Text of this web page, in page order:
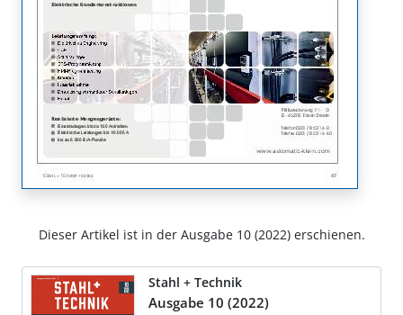
Dieser Artikel ist in der Ausgabe 10 (2022) erschienen.
Stahl + Technik
Ausgabe 10 (2022)